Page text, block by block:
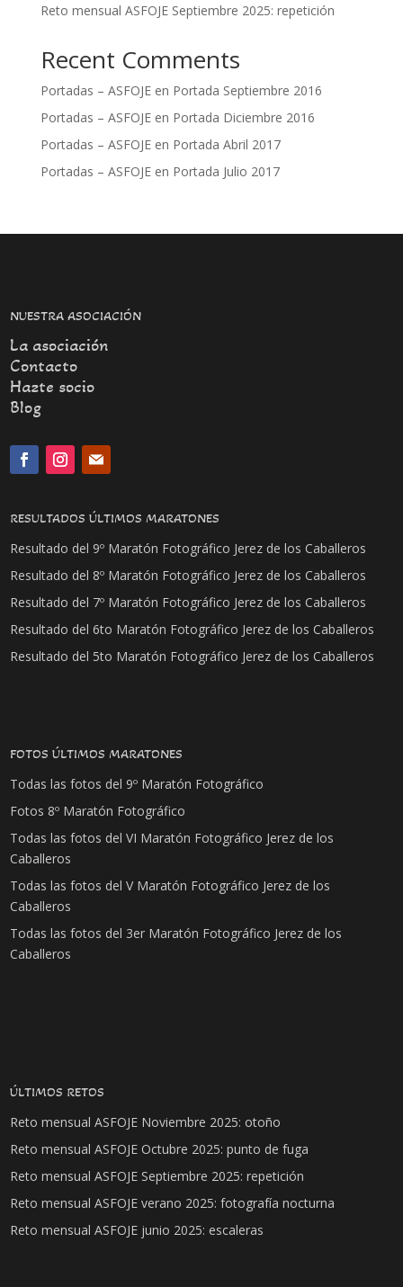
Reto mensual ASFOJE Septiembre 2025: repetición
Recent Comments
Portadas – ASFOJEen Portada Septiembre 2016
Portadas – ASFOJEen Portada Diciembre 2016
Portadas – ASFOJEen Portada Abril 2017
Portadas – ASFOJEen Portada Julio 2017
NUESTRA ASOCIACIÓN
La asociación
Contacto
Hazte socio
Blog
RESULTADOS ÚLTIMOS MARATONES
Resultado del 9º Maratón Fotográfico Jerez de los Caballeros
Resultado del 8º Maratón Fotográfico Jerez de los Caballeros
Resultado del 7º Maratón Fotográfico Jerez de los Caballeros
Resultado del 6to Maratón Fotográfico Jerez de los Caballeros
Resultado del 5to Maratón Fotográfico Jerez de los Caballeros
FOTOS ÚLTIMOS MARATONES
Todas las fotos del 9º Maratón Fotográfico
Fotos 8º Maratón Fotográfico
Todas las fotos del VI Maratón Fotográfico Jerez de los
Caballeros
Todas las fotos del V Maratón Fotográfico Jerez de los
Caballeros
Todas las fotos del 3er Maratón Fotográfico Jerez de los
Caballeros
ÚLTIMOS RETOS
Reto mensual ASFOJE Noviembre 2025: otoño
Reto mensual ASFOJE Octubre 2025: punto de fuga
Reto mensual ASFOJE Septiembre 2025: repetición
Reto mensual ASFOJE verano 2025: fotografía nocturna
Reto mensual ASFOJE junio 2025: escaleras